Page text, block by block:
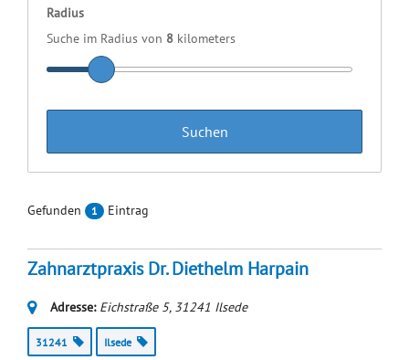
Radius
Suche im Radius von 8 kilometers
Gefunden 1 Eintrag
Zahnarztpraxis Dr. Diethelm Harpain
Adresse: Eichstraße 5, 31241 Ilsede
31241 Ilsede